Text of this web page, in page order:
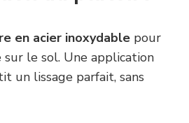
en acier inoxydable pour
le sol. Une application
un lissage parfait, sans